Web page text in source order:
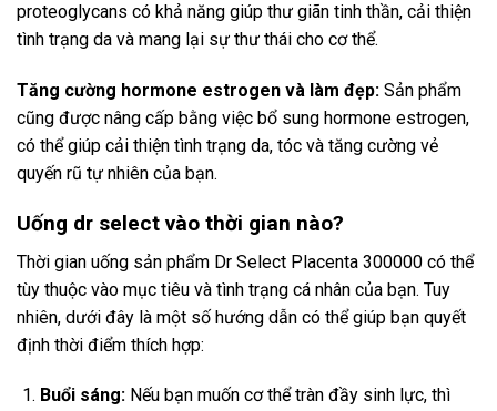
proteoglycans có khả năng giúp thư giãn tinh thần, cải thiện
tình trạng da và mang lại sự thư thái cho cơ thể.
Tăng cường hormone estrogen và làm đẹp: Sản phẩm
cũng được nâng cấp bằng việc bổ sung hormone estrogen,
có thể giúp cải thiện tình trạng da, tóc và tăng cường vẻ
quyến rũ tự nhiên của bạn.
Uống dr select vào thời gian nào?
Thời gian uống sản phẩm Dr Select Placenta 300000 có thể
tùy thuộc vào mục tiêu và tình trạng cá nhân của bạn. Tuy
nhiên, dưới đây là một số hướng dẫn có thể giúp bạn quyết
định thời điểm thích hợp:
Buổi sáng:Nếu bạn muốn cơ thể tràn đầy sinh lực, thì